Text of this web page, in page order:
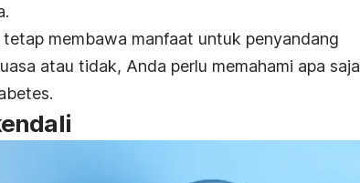
membawa manfaat untuk penyandang
atau tidak, Anda perlu memahami apa saja